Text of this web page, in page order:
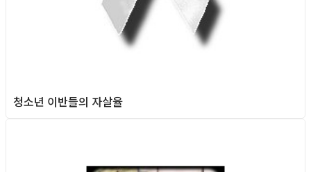
청소년 이반들의 자살율